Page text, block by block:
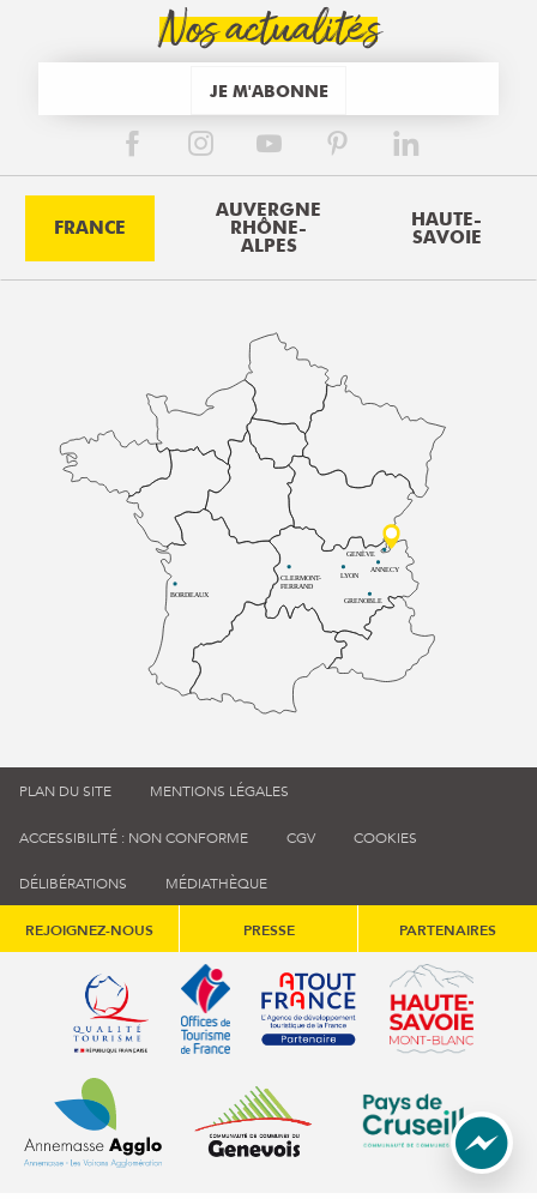
Nos actualités
JE M'ABONNE
FRANCE
AUVERGNE
RHÔNE-
ALPES
HAUTE-
SAVOIE
BORDEAUX
CLERMONT-
FERRAND
LYON
ANNECY
GRENOBLE
GENÈVE
PLAN DU SITE MENTIONS LÉGALES
ACCESSIBILITÉ : NON CONFORME CGV COOKIES
DÉLIBÉRATIONS MÉDIATHÈQUE
REJOIGNEZ-NOUS PRESSE PARTENAIRES
Qualité tourisme (s'ouvre dans une nouvelle fenêtre)
Office de tourisme de France (s'ouvre
Atout France (s'ouvre dans
Annemasse Agglo (s'ouvre dans une nouvelle fenêtre)
Communauté de communes du
Communauté de